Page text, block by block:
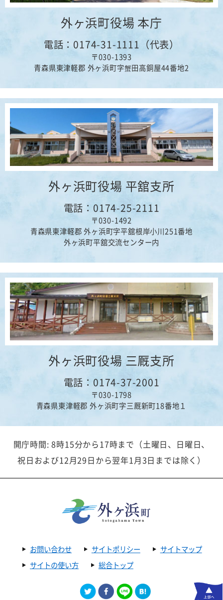
外ヶ浜町役場 本庁
電話：0174-31-1111（代表）
〒030-1393
青森県東津軽郡 外ヶ浜町字蟹田高銅屋44番地2
外ヶ浜町役場 平舘支所
電話：0174-25-2111
〒030-1492
青森県東津軽郡 外ヶ浜町字平舘根岸小川251番地
外ヶ浜町平舘交流センター内
外ヶ浜町役場 三厩支所
電話：0174-37-2001
〒030-1798
青森県東津軽郡 外ヶ浜町字三厩新町18番地１
開庁時間: 8時15分から17時まで（土曜日、日曜日、
祝日および12月29日から翌年1月3日までは除く）
お問い合わせ サイトポリシー
サイトマップ
サイトの使い方
総合トップ